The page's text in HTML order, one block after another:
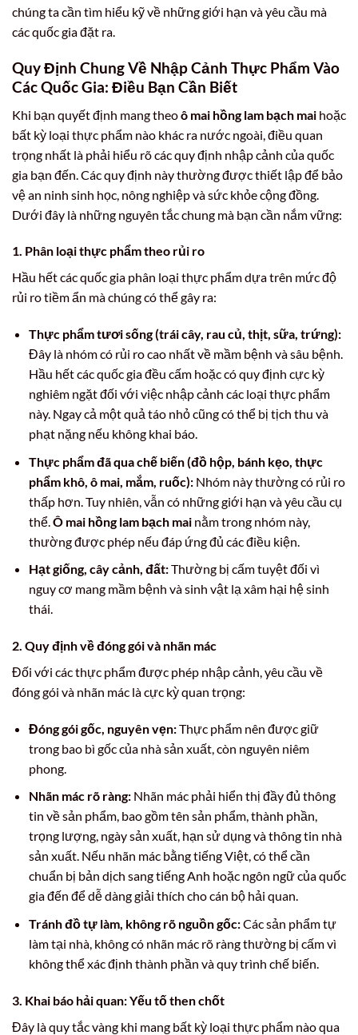
chúng ta cần tìm hiểu kỹ về những giới hạn và yêu cầu mà
các quốc gia đặt ra.
Quy Định Chung Về Nhập Cảnh Thực Phẩm Vào
Các Quốc Gia: Điều Bạn Cần Biết
Khi bạn quyết định mang theoô mai hồng lam bạch mai hoặc
bất kỳ loại thực phẩm nào khác ra nước ngoài, điều quan
trọng nhất là phải hiểu rõ các quy định nhập cảnh của quốc
gia bạn đến. Các quy định này thường được thiết lập để bảo
vệ an ninh sinh học, nông nghiệp và sức khỏe cộng đồng.
Dưới đây là những nguyên tắc chung mà bạn cần nắm vững:
1. Phân loại thực phẩm theo rủi ro
Hầu hết các quốc gia phân loại thực phẩm dựa trên mức độ
rủi ro tiềm ẩn mà chúng có thể gây ra:
Thực phẩm tươi sống (trái cây, rau củ, thịt, sữa, trứng):
Đây là nhóm có rủi ro cao nhất về mầm bệnh và sâu bệnh.
Hầu hết các quốc gia đều cấm hoặc có quy định cực kỳ
nghiêm ngặt đối với việc nhập cảnh các loại thực phẩm
này. Ngay cả một quả táo nhỏ cũng có thể bị tịch thu và
phạt nặng nếu không khai báo.
Thực phẩm đã qua chế biến (đồ hộp, bánh kẹo, thực
phẩm khô, ô mai, mắm, ruốc):Nhóm này thường có rủi ro
thấp hơn. Tuy nhiên, vẫn có những giới hạn và yêu cầu cụ
thể. Ô mai hồng lam bạch mainằm trong nhóm này,
thường được phép nếu đáp ứng đủ các điều kiện.
Hạt giống, cây cảnh, đất:Thường bị cấm tuyệt đối vì
nguy cơ mang mầm bệnh và sinh vật lạ xâm hại hệ sinh
thái.
2. Quy định về đóng gói và nhãn mác
Đối với các thực phẩm được phép nhập cảnh, yêu cầu về
đóng gói và nhãn mác là cực kỳ quan trọng:
Đóng gói gốc, nguyên vẹn:Thực phẩm nên được giữ
trong bao bì gốc của nhà sản xuất, còn nguyên niêm
phong.
Nhãn mác rõ ràng:Nhãn mác phải hiển thị đầy đủ thông
tin về sản phẩm, bao gồm tên sản phẩm, thành phần,
trọng lượng, ngày sản xuất, hạn sử dụng và thông tin nhà
sản xuất. Nếu nhãn mác bằng tiếng Việt, có thể cần
chuẩn bị bản dịch sang tiếng Anh hoặc ngôn ngữ của quốc
gia đến để dễ dàng giải thích cho cán bộ hải quan.
Tránh đồ tự làm, không rõ nguồn gốc:Các sản phẩm tự
làm tại nhà, không có nhãn mác rõ ràng thường bị cấm vì
không thể xác định thành phần và quy trình chế biến.
3. Khai báo hải quan: Yếu tố then chốt
Đây là quy tắc vàng khi mang bất kỳ loại thực phẩm nào qua